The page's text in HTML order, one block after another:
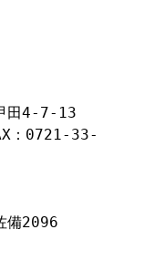
田4-7-13
0721-33-
2096